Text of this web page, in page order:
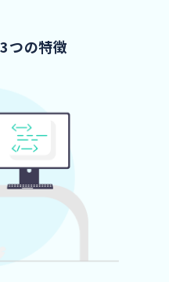
つの特徴